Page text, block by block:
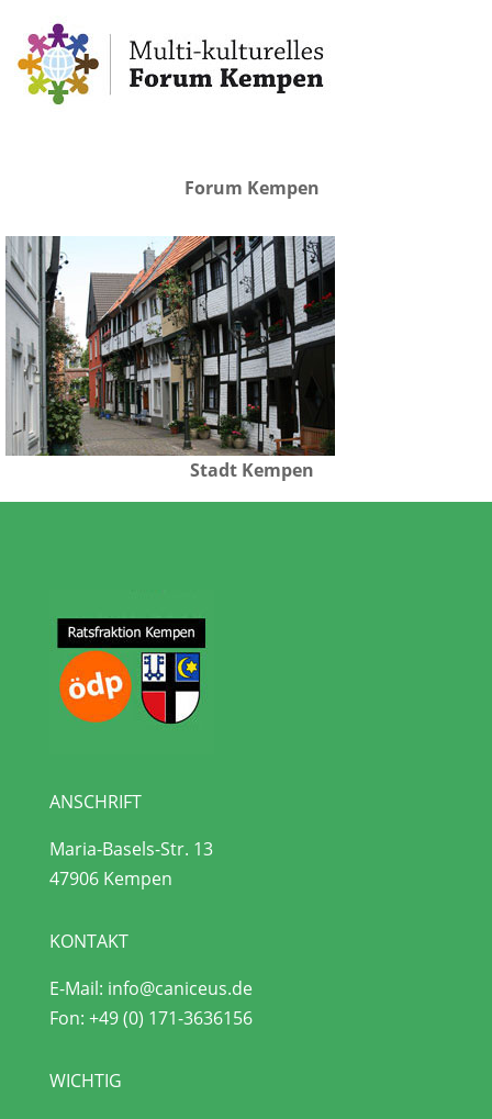
Forum Kempen
Stadt Kempen
ANSCHRIFT
Maria-Basels-Str. 13
47906 Kempen
KONTAKT
E-Mail: info@caniceus.de
Fon: +49 (0) 171-3636156
WICHTIG